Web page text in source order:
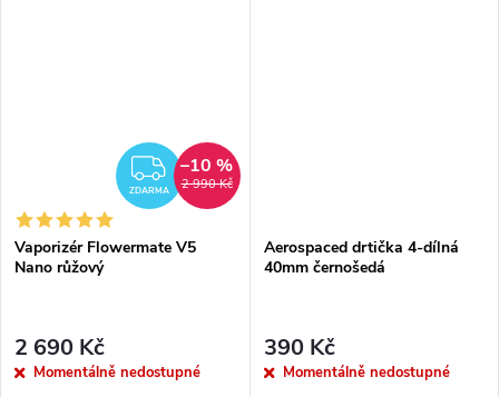
ZDARMA
ZDARMA 2 990 Kč
–10 %
Vaporizér Flowermate V5
Nano růžový
2 690 Kč
Momentálně nedostupné
Aerospaced drtička 4-dílná
40mm černošedá
390 Kč
Momentálně nedostupné